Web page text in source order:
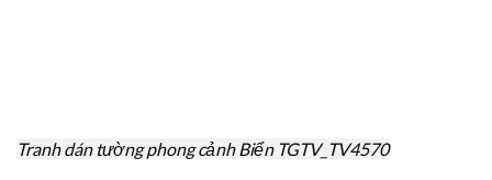
Tranh dán tường phong cảnh Biển TGTV_TV4570